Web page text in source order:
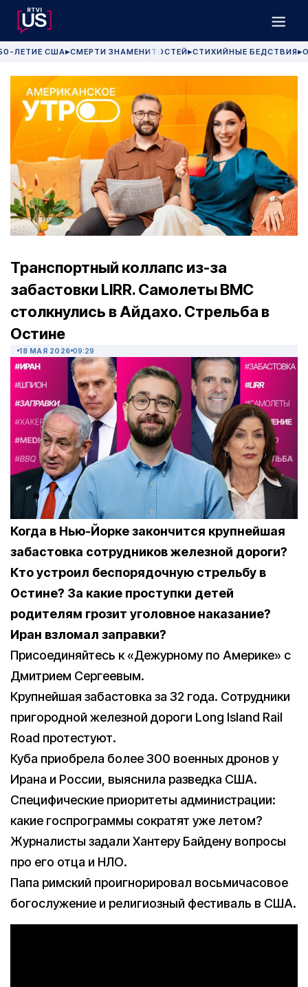
ЛЕТИЕ США▶СМЕРТИ ЗНАМЕНИТОСТЕЙ▶СТИХИЙНЫЕ БЕДСТВИЯ▶
Транспортный коллапс из-за
забастовки LIRR. Самолеты ВМС
столкнулись в Айдахо. Стрельба в
Остине
18 МАЯ 2026 09:29
Когда в Нью-Йорке закончится крупнейшая
забастовка сотрудников железной дороги?
Кто устроил беспорядочную стрельбу в
Остине? За какие проступки детей
родителям грозит уголовное наказание?
Иран взломал заправки?
Присоединяйтесь к «Дежурному по Америке» с
Дмитрием Сергеевым.
Крупнейшая забастовка за 32 года. Сотрудники
пригородной железной дороги Long Island Rail
Road протестуют.
Куба приобрела более 300 военных дронов у
Ирана и России, выяснила разведка США.
Специфические приоритеты администрации:
какие госпрограммы сократят уже летом?
Журналисты задали Хантеру Байдену вопросы
про его отца и НЛО.
Папа римский проигнорировал восьмичасовое
богослужение и религиозный фестиваль в США.